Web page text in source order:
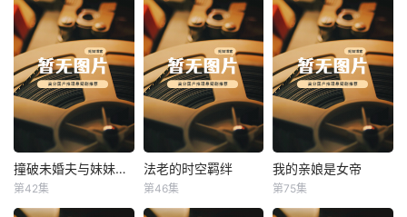
撞破未婚夫与妹妹打野战 撞破未婚夫与妹妹打野战
第42集
法老的时空羁绊
法老的时空羁绊
第46集
我的亲娘是女帝
我的亲娘是女帝
第75集